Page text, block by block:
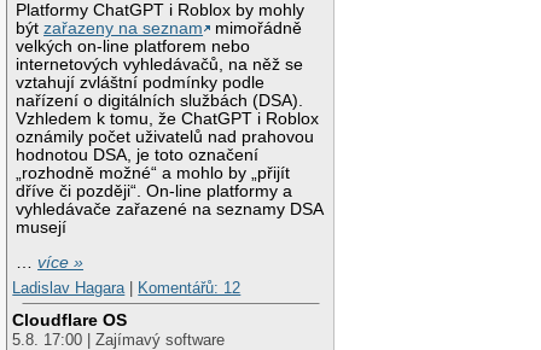
Platformy ChatGPT i Roblox by mohly
býtzařazeny na seznam
mimořádně
velkých on-line platforem nebo
internetových vyhledávačů, na něž se
vztahují zvláštní podmínky podle
nařízení o digitálních službách (DSA).
Vzhledem k tomu, že ChatGPT i Roblox
oznámily počet uživatelů nad prahovou
hodnotou DSA, je toto označení
„rozhodně možné“ a mohlo by „přijít
dříve či později“. On-line platformy a
vyhledávače zařazené na seznamy DSA
musejí
…více »
Ladislav Hagara| Komentářů: 12
Cloudflare OS
5.8. 17:00 | Zajímavý software